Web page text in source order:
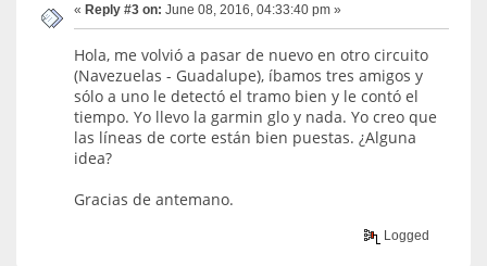
« Reply #3 on: June 08, 2016, 04:33:40 pm »
Hola, me volvió a pasar de nuevo en otro circuito
(Navezuelas - Guadalupe), íbamos tres amigos y
sólo a uno le detectó el tramo bien y le contó el
tiempo. Yo llevo la garmin glo y nada. Yo creo que
las líneas de corte están bien puestas. ¿Alguna
idea?
Gracias de antemano.
Logged